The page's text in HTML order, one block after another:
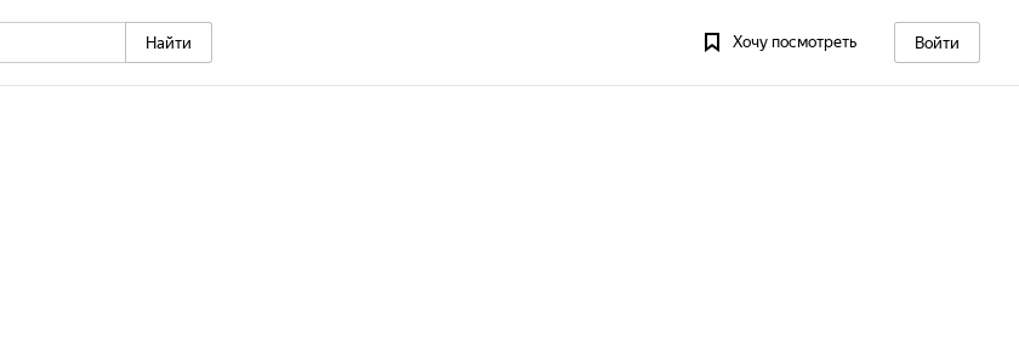
Найти Хочу посмотреть Войти